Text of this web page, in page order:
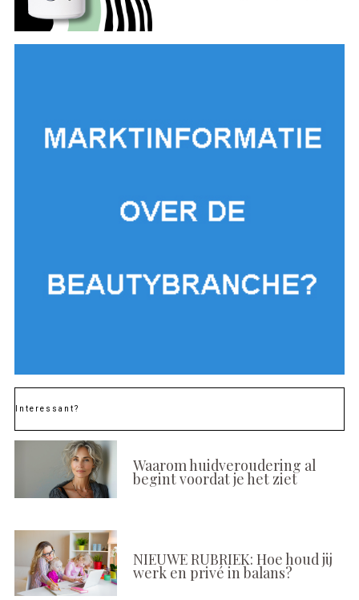
Interessant?
Waarom huidveroudering al
begint voordat je het ziet
NIEUWE RUBRIEK: Hoe houd jij
werk en privé in balans?